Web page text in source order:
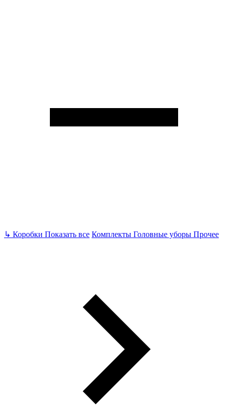
↳ Коробки Показать все Комплекты Головные уборы Прочее